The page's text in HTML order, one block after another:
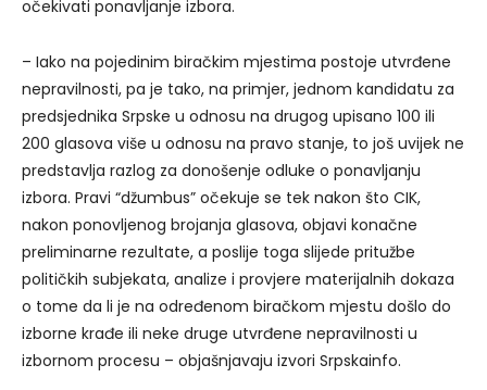
očekivati ponavljanje izbora.
– Iako na pojedinim biračkim mjestima postoje utvrđene
nepravilnosti, pa je tako, na primjer, jednom kandidatu za
predsjednika Srpske u odnosu na drugog upisano 100 ili
200 glasova više u odnosu na pravo stanje, to još uvijek ne
predstavlja razlog za donošenje odluke o ponavljanju
izbora. Pravi “džumbus” očekuje se tek nakon što CIK,
nakon ponovljenog brojanja glasova, objavi konačne
preliminarne rezultate, a poslije toga slijede pritužbe
političkih subjekata, analize i provjere materijalnih dokaza
o tome da li je na određenom biračkom mjestu došlo do
izborne krađe ili neke druge utvrđene nepravilnosti u
izbornom procesu – objašnjavaju izvori Srpskainfo.